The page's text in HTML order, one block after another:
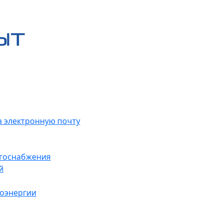
электронную почту